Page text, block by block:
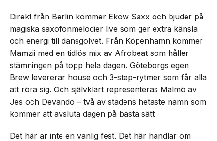
Direkt från Berlin kommer Ekow Saxx och bjuder på
magiska saxofonmelodier live som ger extra känsla
och energi till dansgolvet. Från Köpenhamn kommer
Mamzii med en tidlös mix av Afrobeat som håller
stämningen på topp hela dagen. Göteborgs egen
Brew levererar house och 3-step-rytmer som får alla
att röra sig. Och självklart representeras Malmö av
Jes och Devando – två av stadens hetaste namn som
kommer att avsluta dagen på bästa sätt
Det här är inte en vanlig fest. Det här handlar om